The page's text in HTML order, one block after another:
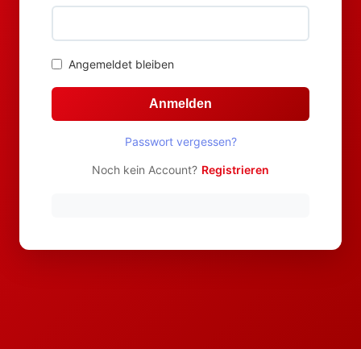
Angemeldet bleiben
Anmelden
Passwort vergessen?
Noch kein Account? Registrieren